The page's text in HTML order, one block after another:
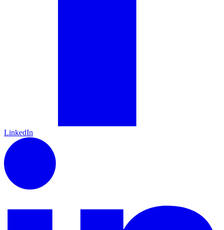
LinkedIn